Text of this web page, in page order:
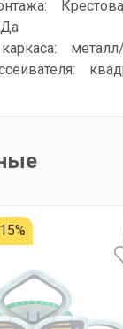
каркаса: